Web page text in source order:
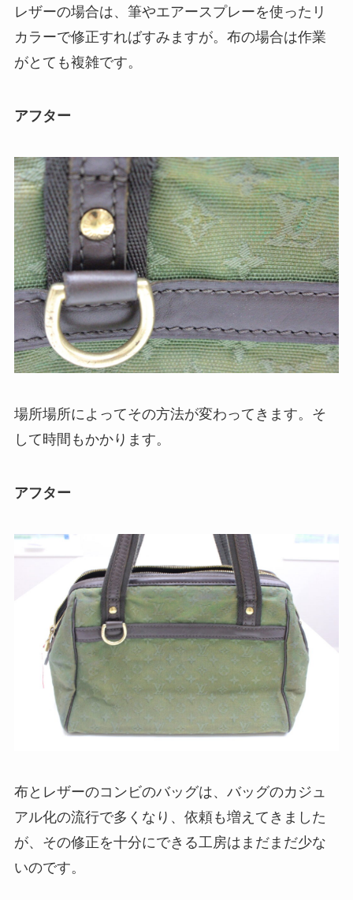
レザーの場合は、筆やエアースプレーを使ったリ
カラーで修正すればすみますが。布の場合は作業
がとても複雑です。
アフター
場所場所によってその方法が変わってきます。そ
して時間もかかります。
アフター
布とレザーのコンビのバッグは、バッグのカジュ
アル化の流行で多くなり、依頼も増えてきました
が、その修正を十分にできる工房はまだまだ少な
いのです。